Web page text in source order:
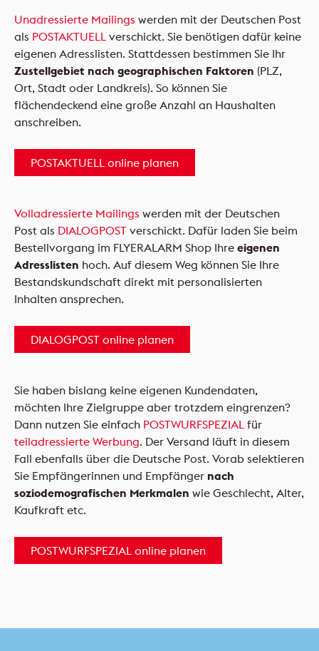
Unadressierte Mailings werden mit der Deutschen Post
als POSTAKTUELL verschickt. Sie benötigen dafür keine
eigenen Adresslisten. Stattdessen bestimmen Sie Ihr
Zustellgebiet nach geographischen Faktoren (PLZ,
Ort, Stadt oder Landkreis). So können Sie
flächendeckend eine große Anzahl an Haushalten
anschreiben.
POSTAKTUELL online planen
Volladressierte Mailings werden mit der Deutschen
Post als DIALOGPOST verschickt. Dafür laden Sie beim
Bestellvorgang im FLYERALARM Shop Ihre eigenen
Adresslisten hoch. Auf diesem Weg können Sie Ihre
Bestandskundschaft direkt mit personalisierten
Inhalten ansprechen.
DIALOGPOST online planen
Sie haben bislang keine eigenen Kundendaten,
möchten Ihre Zielgruppe aber trotzdem eingrenzen?
Dann nutzen Sie einfach POSTWURFSPEZIAL für
teiladressierte Werbung. Der Versand läuft in diesem
Fall ebenfalls über die Deutsche Post. Vorab selektieren
Sie Empfängerinnen und Empfänger nach
soziodemografischen Merkmalen wie Geschlecht, Alter,
Kaufkraft etc.
POSTWURFSPEZIAL online planen